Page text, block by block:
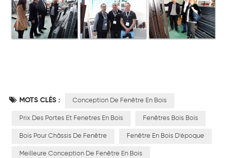
MOTS CLÉS : Conception De Fenêtre En Bois
Prix Des Portes Et Fenetres En Bois Fenêtres Bois Bois
Bois Pour Châssis De Fenêtre Fenêtre En Bois D'époque
Meilleure Conception De Fenêtre En Bois